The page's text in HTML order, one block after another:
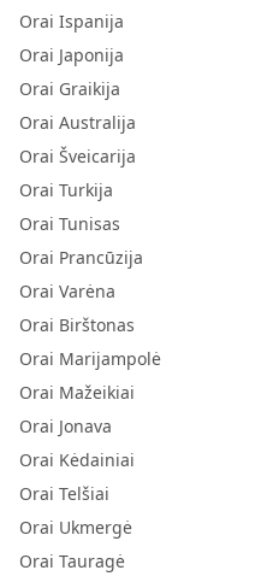
Orai Ispanija
Orai Japonija
Orai Graikija
Orai Australija
Orai Šveicarija
Orai Turkija
Orai Tunisas
Orai Prancūzija
Orai Varėna
Orai Birštonas
Orai Marijampolė
Orai Mažeikiai
Orai Jonava
Orai Kėdainiai
Orai Telšiai
Orai Ukmergė
Orai Tauragė